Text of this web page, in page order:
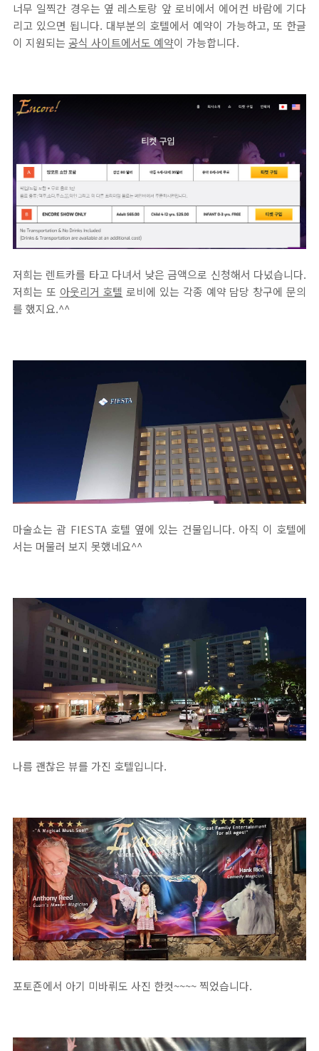
너무 일찍간 경우는 옆 레스토랑 앞 로비에서 에어컨 바람에 기다
리고 있으면 됩니다. 대부분의 호텔에서 예약이 가능하고, 또 한글
이 지원되는 공식 사이트에서도 예약이 가능합니다.
저희는 렌트카를 타고 다녀서 낮은 금액으로 신청해서 다녔습니다.
저희는 또 아웃리거 호텔 로비에 있는 각종 예약 담당 창구에 문의
를 했지요.^^
마술쇼는 괌 FIESTA 호텔 옆에 있는 건물입니다. 아직 이 호텔에
서는 머물러 보지 못했네요^^
나름 괜찮은 뷰를 가진 호텔입니다.
포토죤에서 아기 미바뤼도 사진 한컷~~~~ 찍었습니다.